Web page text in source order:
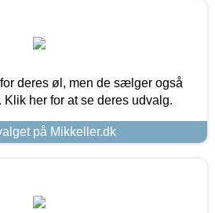
deres øl, men de sælger også
her for at se deres udvalg.
på Mikkeller.dk